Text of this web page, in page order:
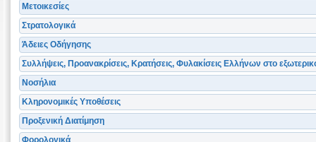
Μετοικεσίες
Στρατολογικά
Άδειες Οδήγησης
Συλλήψεις, Προανακρίσεις, Κρατήσεις, Φυλακίσεις Ελλήνων στο
Νοσήλια
Κληρονομικές Υποθέσεις
Προξενική Διατίμηση
Φορολογικά